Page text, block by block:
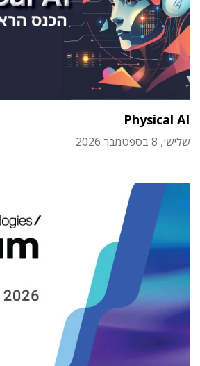
Physical AI
שלישי, 8 בספטמבר 2026